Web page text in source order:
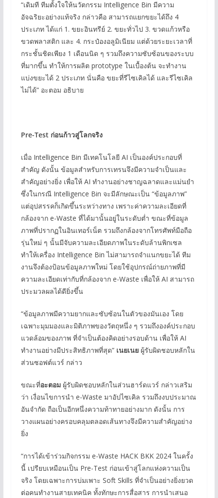
“เดิมที ทีมตั้งใจให้นวัตกรรม Intelligence Bin มีความ
อัจฉริยะอย่างแท้จริง กล่าวคือ สามารถแยกขยะได้ถึง 4
ประเภท ได้แก่ 1. ขยะอินทรีย์ 2. ขยะทั่วไป 3. ขวดแก้วหรือ
ขวดพลาสติก และ 4. กระป๋องอลูมิเนียม แต่ด้วยระยะเวลาที่
กระชั้นชิดเพียง 1 เดือนนิด ๆ รวมถึงความซับซ้อนของระบบ
ที่มากขึ้น ทำให้การผลิต prototype ในเบื้องต้น จะทำงาน
แบ่งขยะได้ 2 ประเภท นั่นคือ ขยะที่รีไซเคิลได้ และรีไซเคิล
ไม่ได้” อะตอม อธิบาย
Pre-Test ก่อนก้าวสู่โลกจริง
เมื่อ Intelligence Bin มีเทคโนโลยี AI เป็นองค์ประกอบที่
สำคัญ ดังนั้น ข้อมูลสำหรับการเทรนจึงมีความจำเป็นและ
สำคัญอย่างยิ่ง เพื่อให้ AI ทำงานอย่างชาญฉลาดและแม่นยำ
ซึ่งในกรณี Intelligence Bin จะมีลักษณะเป็น “ข้อมูลภาพ”
แต่อุปสรรคก็เกิดขึ้นระหว่างทาง เพราะค่าความละเอียดที่
กล้องจาก e-Waste ที่ได้มานั้นอยู่ในระดับต่ำ ขณะที่ข้อมูล
ภาพที่ปรากฏในอินเทอร์เน็ต รวมถึงกล้องจากโทรศัพท์มือถือ
รุ่นใหม่ ๆ นั้นมีจับความละเอียดภาพในระดับล้านพิกเซล
ทำให้เครื่อง Intelligence Bin ไม่สามารถจำแนกขยะได้ ทีม
งานจึงต้องป้อนข้อมูลภาพใหม่ โดยใช้อุปกรณ์ถ่ายภาพที่มี
ความละเอียดเท่ากับที่กล้องจาก e-Waste เพื่อให้ AI สามารถ
ประมวลผลได้ดียิ่งขึ้น
“ข้อมูลภาพมีความยากและซับซ้อนในตัวของมันเอง โดย
เฉพาะมุมมองและมิติภาพของวัตถุหนึ่ง ๆ รวมถึงองค์ประกอบ
แวดล้อมของภาพ ที่จำเป็นต้องคิดอย่างรอบด้าน เพื่อให้ AI
ทำงานอย่างมีประสิทธิภาพที่สุด” เนยเนยผู้รับผิดชอบหลักใน
ส่วนซอฟต์แวร์ กล่าว
ขณะที่อะตอมผู้รับผิดชอบหลักในส่วนฮาร์ดแวร์ กล่าวเสริม
ว่า เงื่อนไขการนำ e-Waste มาอัปไซเคิล รวมถึงงบประมาณ
อันจำกัด ถือเป็นอีกหนึ่งความท้าทายอย่างมาก ดังนั้น การ
วางแผนอย่างครอบคลุมตลอดเส้นทางจึงมีความสำคัญอย่าง
ยิ่ง
“การได้เข้าร่วมกิจกรรม e-Waste HACK BKK 2024 ในครั้ง
นี้ เปรียบเหมือนเป็น Pre-Test ก่อนเข้าสู่โลกแห่งความเป็น
จริง โดยเฉพาะการบ่มเพาะ Soft Skills ที่จำเป็นอย่างยิ่งยวด
ต่อคนทำงานสายเทคนิค ทั้งทักษะการสื่อสาร การนำเสนอ